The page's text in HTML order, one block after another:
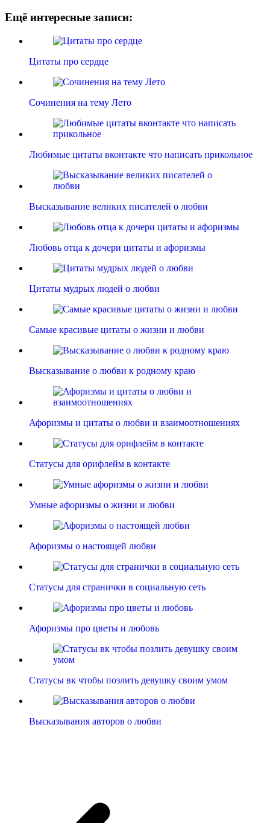
Ещё интересные записи:
Цитаты про сердце
Сочинения на тему Лето
Любимые цитаты вконтакте что написать прикольное
Высказывание великих писателей о любви
Любовь отца к дочери цитаты и афоризмы
Цитаты мудрых людей о любви
Самые красивые цитаты о жизни и любви
Высказывание о любви к родному краю
Афоризмы и цитаты о любви и взаимоотношениях
Статусы для орифлейм в контакте
Умные афоризмы о жизни и любви
Афоризмы о настоящей любви
Статусы для странички в социальную сеть
Афоризмы про цветы и любовь
Статусы вк чтобы позлить девушку своим умом
Высказывания авторов о любви